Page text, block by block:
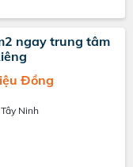
ngay trung tâm
Đồng
Ninh